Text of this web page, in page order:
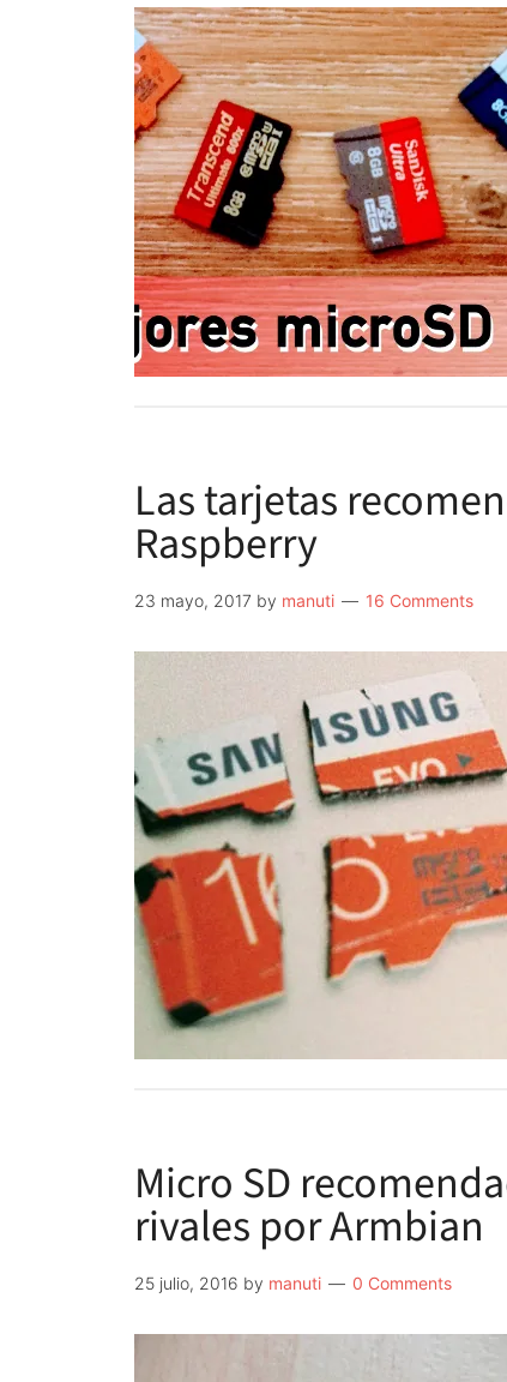
Las tarjetas
Raspberry
23 mayo, 2017 by manuti 16 Comments
Micro SD
rivales por Armbian
25 julio, 2016 by manuti 0 Comments